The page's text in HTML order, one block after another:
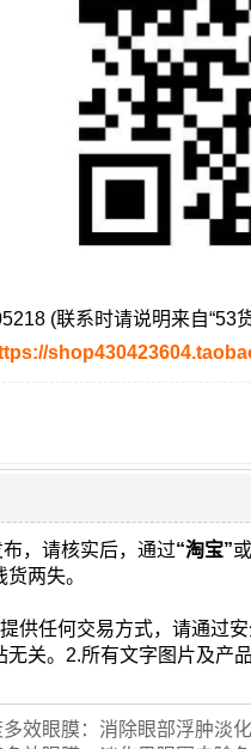
(联系时请说明来自“53
，请核实后，通过“淘宝”或
两失。
供任何交易方式，请通过
关。2.所有文字图片及产
效眼膜：消除眼部浮肿淡